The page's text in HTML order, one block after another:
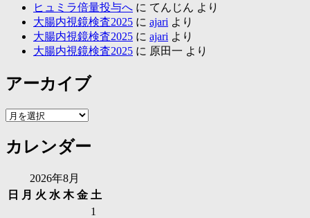
ヒュミラ倍量投与へ に てんじん より
大腸内視鏡検査2025 に ajari より
大腸内視鏡検査2025 に ajari より
大腸内視鏡検査2025 に 原田一 より
アーカイブ
ア
カ
イ
カレンダー
2026年8月
日
月 火 水 木 金 土
1